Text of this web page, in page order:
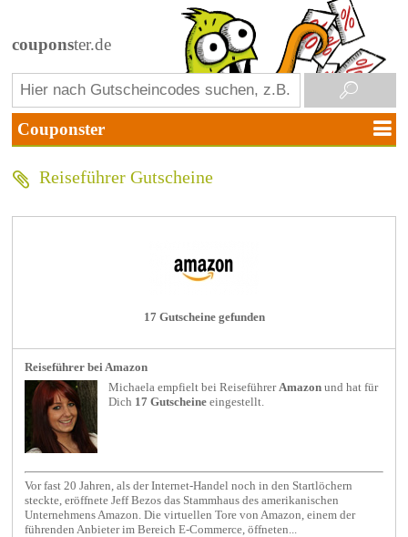
couponster.de
Reiseführer Gutscheine
17 Gutscheine gefunden
Reiseführer bei Amazon
Michaela empfielt beiReiseführer Amazon und hat für
Dich 17 Gutscheine eingestellt.
Vor fast 20 Jahren, als der Internet-Handel noch in den Startlöchern
steckte, eröffnete Jeff Bezos das Stammhaus des amerikanischen
Unternehmens Amazon. Die virtuellen Tore von Amazon, einem der
führenden Anbieter im Bereich E-Commerce, öffneten...